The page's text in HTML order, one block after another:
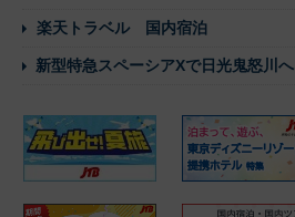
楽天トラベル 国内宿泊
新型特急スペーシアXで日光鬼怒川へ